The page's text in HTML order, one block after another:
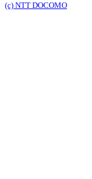
(c) NTT DOCOMO